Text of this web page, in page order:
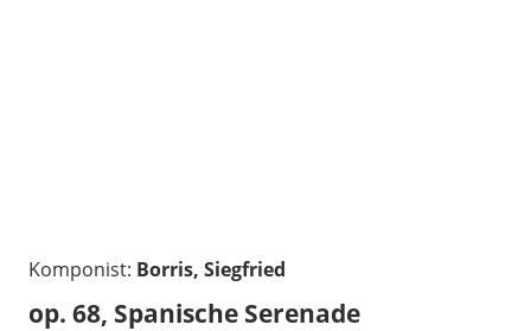
Komponist: Borris, Siegfried
op. 68, Spanische Serenade